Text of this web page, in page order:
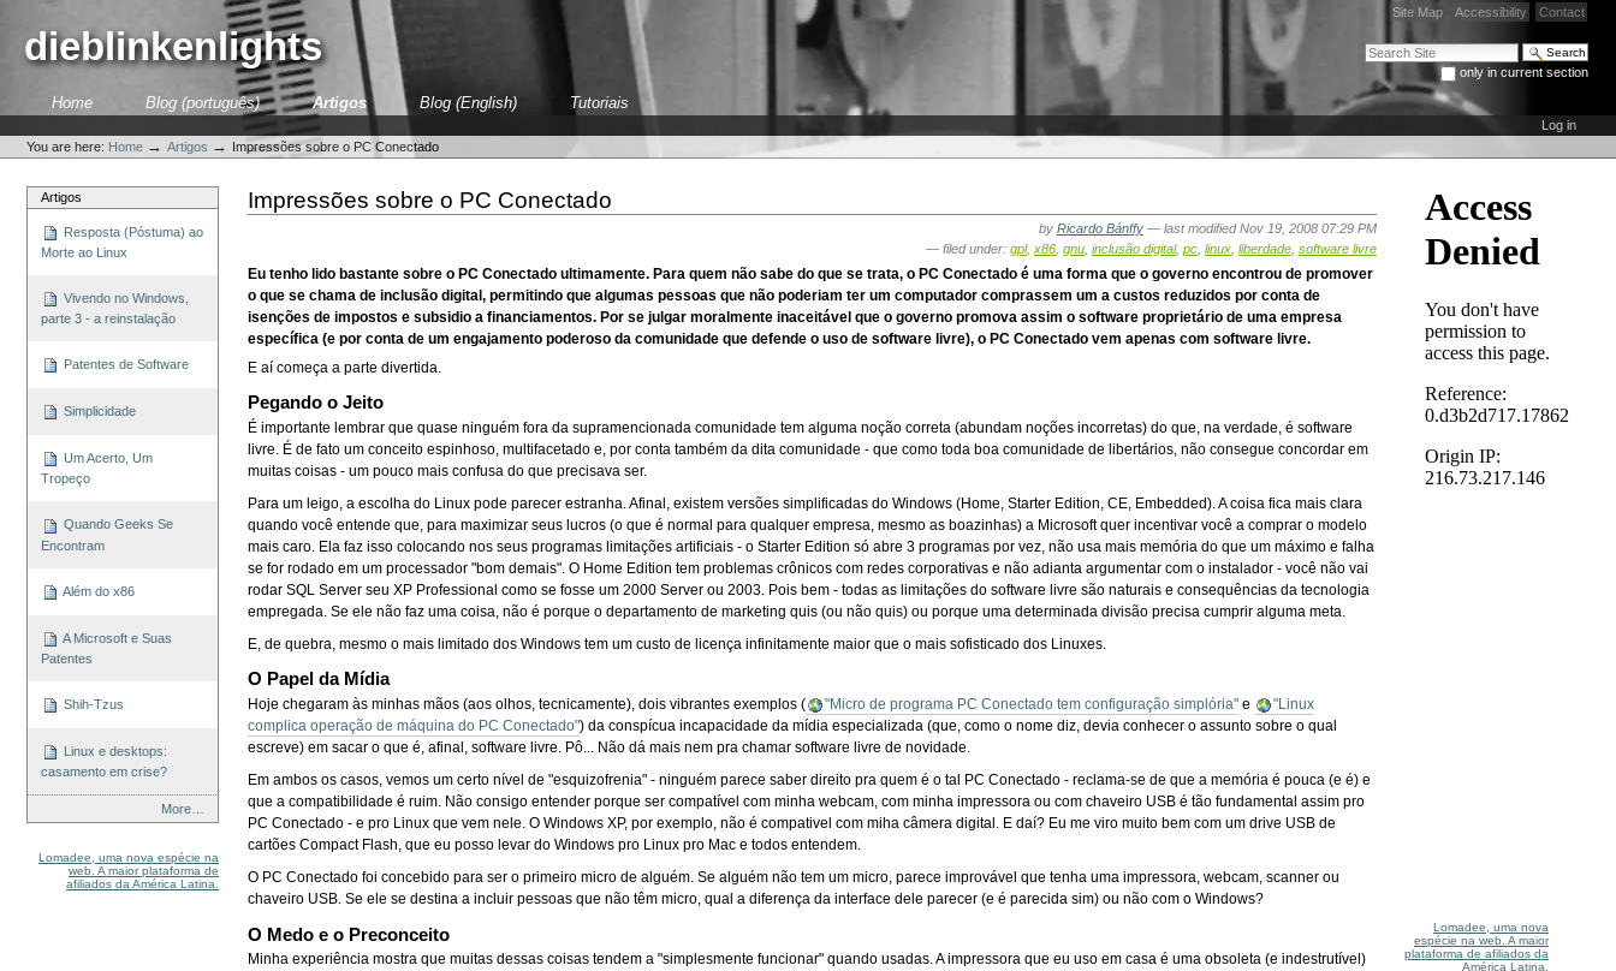
content.
Site Map Accessibility Contact
Search Site
only in current section
Advanced Search…
dieblinkenlights
SectionsHome Blog (português) Artigos Blog (English) Tutoriais
tools
Log in
You are here: Home →Artigos → Impressões sobre o PC Conectado
Artigos
Resposta (Póstuma) ao
Morte ao Linux
Vivendo no Windows,
parte 3 - a reinstalação
Patentes de Software
Simplicidade
Um Acerto, Um
Tropeço
Quando Geeks Se
Encontram
Além do x86
A Microsoft e Suas
Patentes
Shih-Tzus
Linux e desktops:
casamento em crise?
More…
Lomadee, uma nova espécie na
web. A maior plataforma de
afiliados da América Latina.
Impressões sobre o PC Conectado
by Ricardo Bánffy — last modifiedNov 19, 2008 07:29 PM
— filed under: gpl, x86, gnu, inclusão digital, pc, linux, liberdade, software livre
Eu tenho lido bastante sobre o PC Conectado ultimamente. Para quem não sabe do que se trata, o PC Conectado é uma forma que o governo encontrou de promover
o que se chama de inclusão digital, permitindo que algumas pessoas que não poderiam ter um computador comprassem um a custos reduzidos por conta de
isenções de impostos e subsidio a financiamentos. Por se julgar moralmente inaceitável que o governo promova assim o software proprietário de uma empresa
específica (e por conta de um engajamento poderoso da comunidade que defende o uso de software livre), o PC Conectado vem apenas com software livre.
E aí começa a parte divertida.
Pegando o Jeito
É importante lembrar que quase ninguém fora da supramencionada comunidade tem alguma noção correta (abundam noções incorretas) do que, na verdade, é software
livre. É de fato um conceito espinhoso, multifacetado e, por conta também da dita comunidade - que como toda boa comunidade de libertários, não consegue concordar em
muitas coisas - um pouco mais confusa do que precisava ser.
Para um leigo, a escolha do Linux pode parecer estranha. Afinal, existem versões simplificadas do Windows (Home, Starter Edition, CE, Embedded). A coisa fica mais clara
quando você entende que, para maximizar seus lucros (o que é normal para qualquer empresa, mesmo as boazinhas) a Microsoft quer incentivar você a comprar o modelo
mais caro. Ela faz isso colocando nos seus programas limitações artificiais - o Starter Edition só abre 3 programas por vez, não usa mais memória do que um máximo e falha
se for rodado em um processador "bom demais". O Home Edition tem problemas crônicos com redes corporativas e não adianta argumentar com o instalador - você não vai
rodar SQL Server seu XP Professional como se fosse um 2000 Server ou 2003. Pois bem - todas as limitações do software livre são naturais e consequências da tecnologia
empregada. Se ele não faz uma coisa, não é porque o departamento de marketing quis (ou não quis) ou porque uma determinada divisão precisa cumprir alguma meta.
E, de quebra, mesmo o mais limitado dos Windows tem um custo de licença infinitamente maior que o mais sofisticado dos Linuxes.
O Papel da Mídia
Hoje chegaram às minhas mãos (aos olhos, tecnicamente), dois vibrantes exemplos ( "Micro de programa PC Conectado tem configuração simplória" e
"Linux
complica operação de máquina do PC Conectado") da conspícua incapacidade da mídia especializada (que, como o nome diz, devia conhecer o assunto sobre o qual
escreve) em sacar o que é, afinal, software livre. Pô... Não dá mais nem pra chamar software livre de novidade.
Em ambos os casos, vemos um certo nível de "esquizofrenia" - ninguém parece saber direito pra quem é o tal PC Conectado - reclama-se de que a memória é pouca (e é) e
que a compatibilidade é ruim. Não consigo entender porque ser compatível com minha webcam, com minha impressora ou com chaveiro USB é tão fundamental assim pro
PC Conectado - e pro Linux que vem nele. O Windows XP, por exemplo, não é compativel com miha câmera digital. E daí? Eu me viro muito bem com um drive USB de
cartões Compact Flash, que eu posso levar do Windows pro Linux pro Mac e todos entendem.
O PC Conectado foi concebido para ser o primeiro micro de alguém. Se alguém não tem um micro, parece improvável que tenha uma impressora, webcam, scanner ou
chaveiro USB. Se ele se destina a incluir pessoas que não têm micro, qual a diferença da interface dele parecer (e é parecida sim) ou não com o Windows?
O Medo e o Preconceito
Minha experiência mostra que muitas dessas coisas tendem a "simplesmente funcionar" quando usadas. A impressora que eu uso em casa é uma obsoleta (e indestrutível)
Lomadee, uma nova
espécie na web. A maior
plataforma de afiliados da
América Latina.